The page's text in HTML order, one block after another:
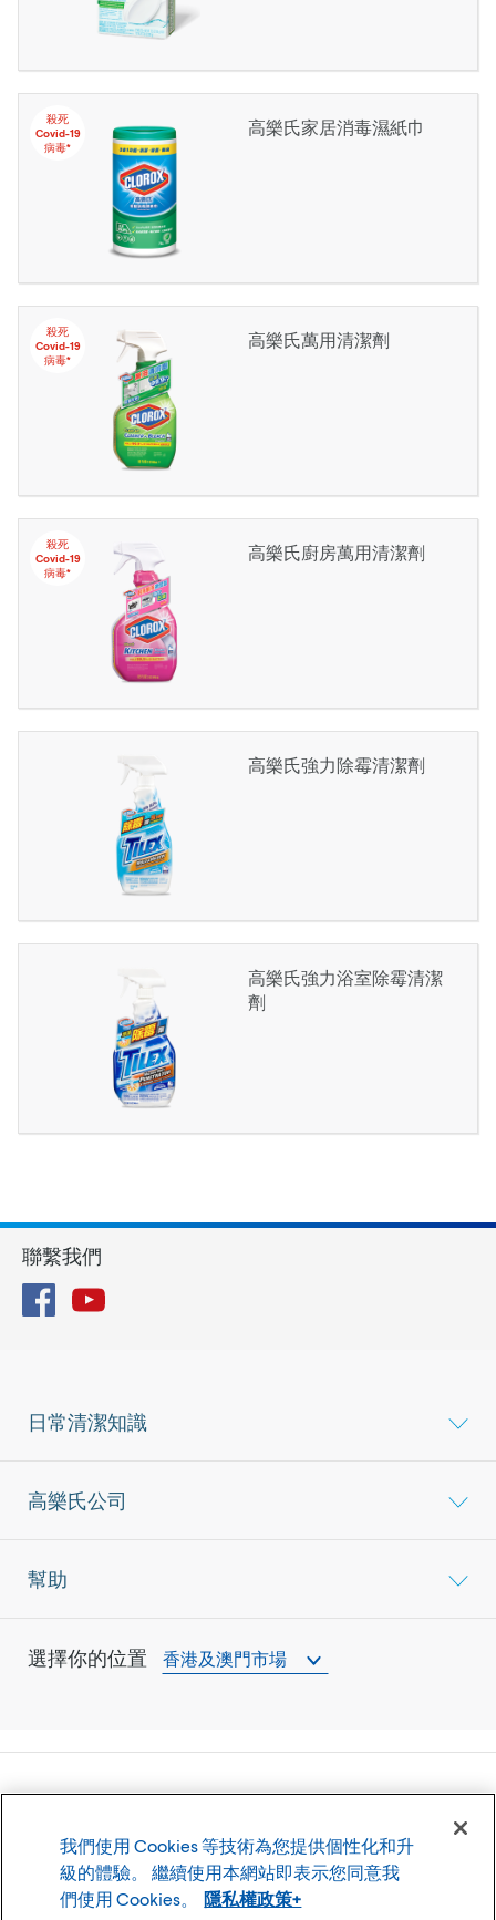
殺死
Covid-19
病毒*
高樂氏家居消毒濕紙巾
殺死
Covid-19
病毒*
高樂氏萬用清潔劑
殺死
Covid-19
病毒*
高樂氏廚房萬用清潔劑
高樂氏強力除霉清潔劑
高樂氏強力浴室除霉清潔
劑
日常清潔知識
高樂氏公司
幫助
選擇你的位置 香港及澳門市場
聯繫我們
FacebookYouTube
使用條款 隱私權政策
Cookie 設置
我們使用 Cookies 等技術為您提供個性化和升
級的體驗。 繼續使用本網站即表示您同意我
們使用 Cookies。
隱私權政策+